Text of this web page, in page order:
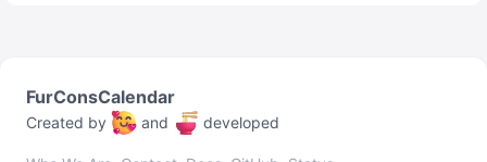
FurConsCalendar
Created by and developed